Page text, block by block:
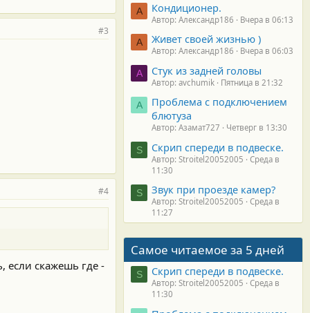
#3
#4
если скажешь где -
А Кондиционер.
Автор: Александр186 Вчера в 06:13
А Живет своей жизнью )
Автор: Александр186 Вчера в 06:03
A Стук из задней головы
Автор: avchumik Пятница в 21:32
А
Проблема с подключением
блютуза
Автор: Азамат727 Четверг в 13:30
S Скрип спереди в подвеске.
Автор: Stroitel20052005
Среда в
11:30
S Звук при проезде камер?
Автор: Stroitel20052005
Среда в
11:27
Самое читаемое за 5 дней
S Скрип спереди в подвеске.
Автор: Stroitel20052005
Среда в
11:30